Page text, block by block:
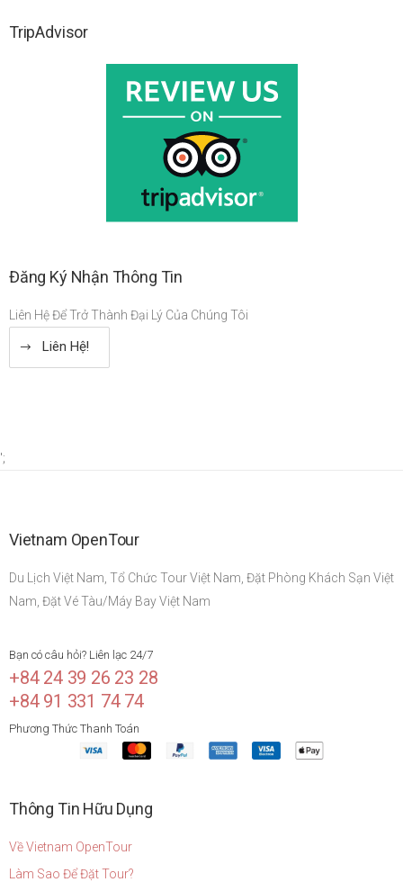
TripAdvisor
Đăng Ký Nhận Thông Tin
Liên Hệ Để Trở Thành Đại Lý Của Chúng Tôi
Liên Hệ!
';
Vietnam OpenTour
Du Lịch Việt Nam, Tổ Chức Tour Việt Nam, Đặt Phòng Khách Sạn Việt
Nam, Đặt Vé Tàu/Máy Bay Việt Nam
Bạn có câu hỏi? Liên lạc 24/7
+84 24 39 26 23 28
+84 91 331 74 74
Phương Thức Thanh Toán
Thông Tin Hữu Dụng
Về Vietnam OpenTour
Làm Sao Để Đặt Tour?